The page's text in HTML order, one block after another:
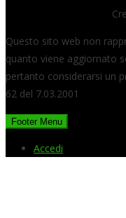
Questo sito web non
quanto viene aggiornato
pertanto considerarsi un
62 del 7.03.2001
Footer Menu
Accedi